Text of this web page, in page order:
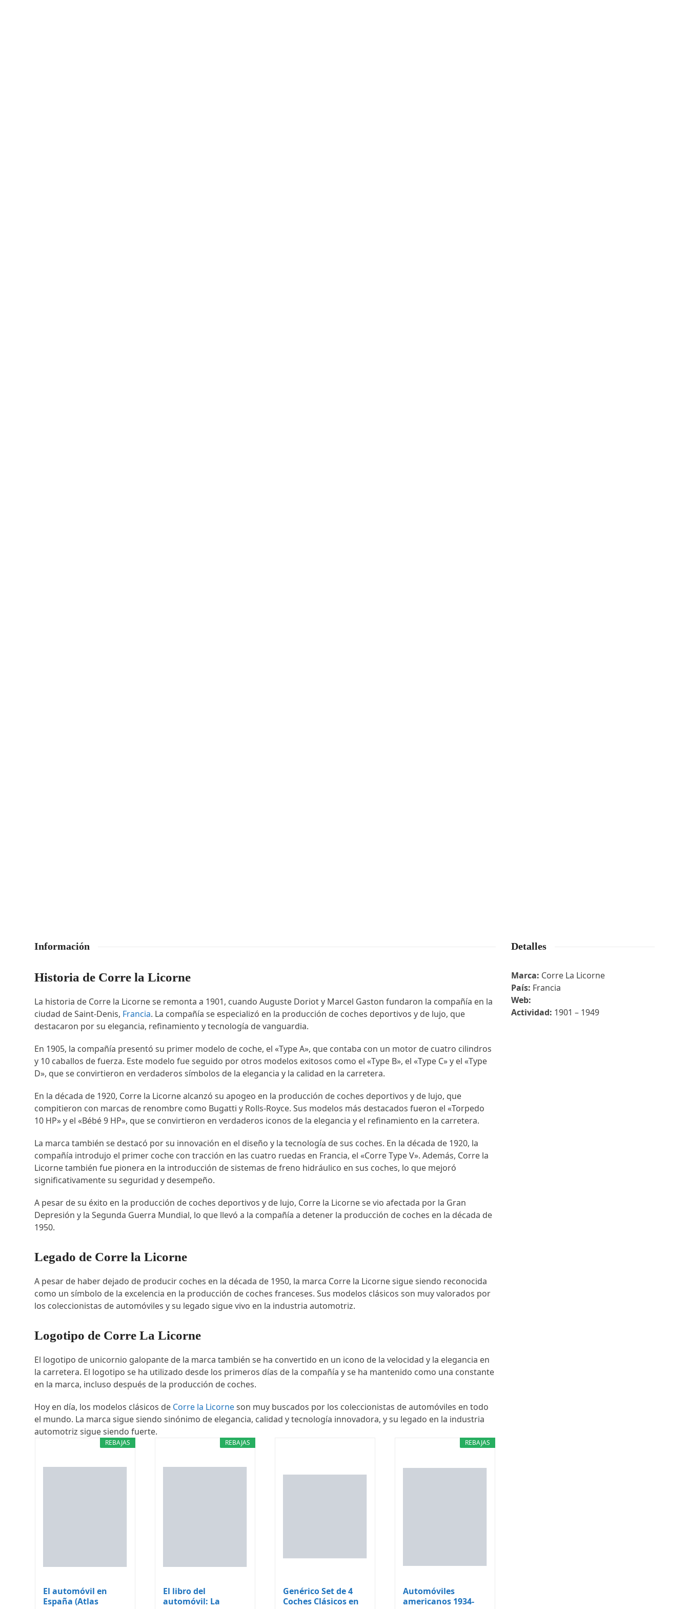
Información
Historia de Corre la Licorne
La historia de Corre la Licorne se remonta a 1901, cuando Auguste Doriot y Marcel Gaston fundaron la compañía en la
ciudad de Saint-Denis, Francia. La compañía se especializó en la producción de coches deportivos y de lujo, que
destacaron por su elegancia, refinamiento y tecnología de vanguardia.
En 1905, la compañía presentó su primer modelo de coche, el «Type A», que contaba con un motor de cuatro cilindros
y 10 caballos de fuerza. Este modelo fue seguido por otros modelos exitosos como el «Type B», el «Type C» y el «Type
D», que se convirtieron en verdaderos símbolos de la elegancia y la calidad en la carretera.
En la década de 1920, Corre la Licorne alcanzó su apogeo en la producción de coches deportivos y de lujo, que
compitieron con marcas de renombre como Bugatti y Rolls-Royce. Sus modelos más destacados fueron el «Torpedo
10 HP» y el «Bébé 9 HP», que se convirtieron en verdaderos iconos de la elegancia y el refinamiento en la carretera.
La marca también se destacó por su innovación en el diseño y la tecnología de sus coches. En la década de 1920, la
compañía introdujo el primer coche con tracción en las cuatro ruedas en Francia, el «Corre Type V». Además, Corre la
Licorne también fue pionera en la introducción de sistemas de freno hidráulico en sus coches, lo que mejoró
significativamente su seguridad y desempeño.
A pesar de su éxito en la producción de coches deportivos y de lujo, Corre la Licorne se vio afectada por la Gran
Depresión y la Segunda Guerra Mundial, lo que llevó a la compañía a detener la producción de coches en la década de
1950.
Legado de Corre la Licorne
A pesar de haber dejado de producir coches en la década de 1950, la marca Corre la Licorne sigue siendo reconocida
como un símbolo de la excelencia en la producción de coches franceses. Sus modelos clásicos son muy valorados por
los coleccionistas de automóviles y su legado sigue vivo en la industria automotriz.
Logotipo de Corre La Licorne
El logotipo de unicornio galopante de la marca también se ha convertido en un icono de la velocidad y la elegancia en
la carretera. El logotipo se ha utilizado desde los primeros días de la compañía y se ha mantenido como una constante
en la marca, incluso después de la producción de coches.
Hoy en día, los modelos clásicos de Corre la Licorneson muy buscados por los coleccionistas de automóviles en todo
el mundo. La marca sigue siendo sinónimo de elegancia, calidad y tecnología innovadora, y su legado en la industria
automotriz sigue siendo fuerte.
REBAJAS
El automóvil en
España (Atlas
REBAJAS
El libro del
automóvil: La
Genérico Set de 4
Coches Clásicos en
REBAJAS
Automóviles
americanos 1934-
Detalles
Marca: Corre La Licorne
País: Francia
Web:
Actividad: 1901 – 1949